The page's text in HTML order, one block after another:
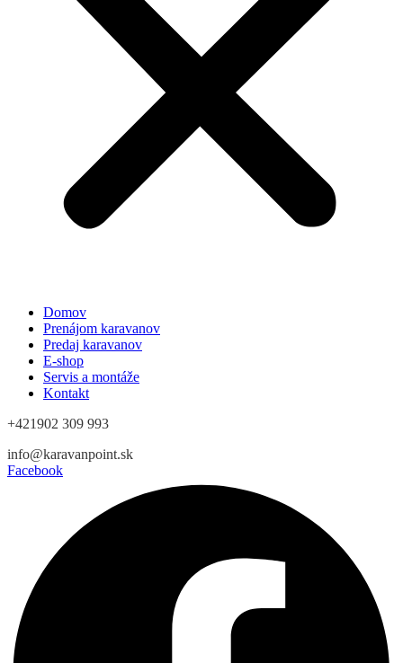
Domov
Prenájom karavanov
Predaj karavanov
E-shop
Servis a montáže
Kontakt
+421902 309 993
info@karavanpoint.sk
Facebook